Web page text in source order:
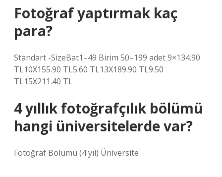
Fotoğraf yaptırmak kaç
para?
Standart -SizeBat1–49 Birim 50–199 adet 9×134.90
TL10X155.90 TL5.60 TL13X189.90 TL9.50
TL15X211.40 TL
4 yıllık fotoğrafçılık bölümü
hangi üniversitelerde var?
Fotoğraf Bölümü (4 yıl) Üniversite